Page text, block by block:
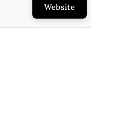
Website